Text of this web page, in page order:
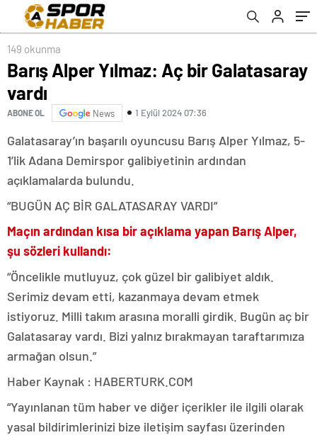
149 okunma
Barış Alper Yılmaz: Aç bir Galatasaray
vardı
ABONE OL News 1 Eylül 2024 07:36
Galatasaray’ın başarılı oyuncusu Barış Alper Yılmaz, 5-
1’lik Adana Demirspor galibiyetinin ardından
açıklamalarda bulundu.
“BUGÜN AÇ BİR GALATASARAY VARDI”
Maçın ardından kısa bir açıklama yapan Barış Alper,
şu sözleri kullandı:
“Öncelikle mutluyuz, çok güzel bir galibiyet aldık.
Serimiz devam etti, kazanmaya devam etmek
istiyoruz. Milli takım arasına moralli girdik. Bugün aç bir
Galatasaray vardı. Bizi yalnız bırakmayan taraftarımıza
armağan olsun.”
Haber Kaynak : HABERTURK.COM
“Yayınlanan tüm haber ve diğer içerikler ile ilgili olarak
yasal bildirimlerinizi bize iletişim sayfası üzerinden